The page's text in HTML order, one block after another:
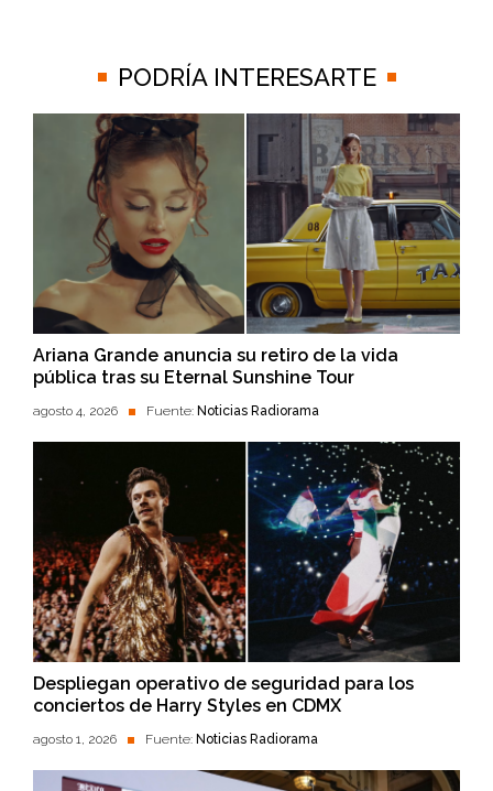
PODRÍA INTERESARTE
Ariana Grande anuncia su retiro de la vida
pública tras su Eternal Sunshine Tour
agosto 4, 2026 Fuente: Noticias Radiorama
Despliegan operativo de seguridad para los
conciertos de Harry Styles en CDMX
agosto 1, 2026 Fuente: Noticias Radiorama